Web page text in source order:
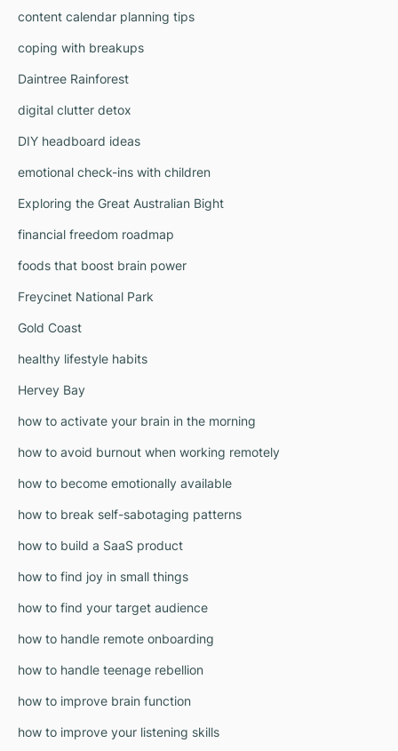
content calendar planning tips
coping with breakups
Daintree Rainforest
digital clutter detox
DIY headboard ideas
emotional check-ins with children
Exploring the Great Australian Bight
financial freedom roadmap
foods that boost brain power
Freycinet National Park
Gold Coast
healthy lifestyle habits
Hervey Bay
how to activate your brain in the morning
how to avoid burnout when working remotely
how to become emotionally available
how to break self-sabotaging patterns
how to build a SaaS product
how to find joy in small things
how to find your target audience
how to handle remote onboarding
how to handle teenage rebellion
how to improve brain function
how to improve your listening skills